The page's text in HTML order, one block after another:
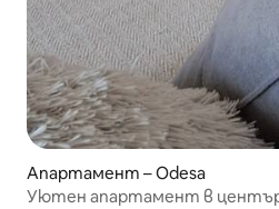
Апартамент – Odesa
Уютен апартамент в